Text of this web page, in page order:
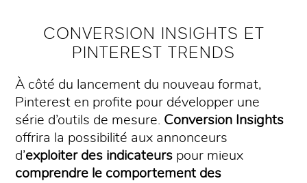
CONVERSION INSIGHTS ET
PINTEREST TRENDS
À côté du lancement du nouveau format,
Pinterest en profite pour développer une
série d’outils de mesure. Conversion Insights
offrira la possibilité aux annonceurs
d’exploiter des indicateurs pour mieux
comprendre le comportement des